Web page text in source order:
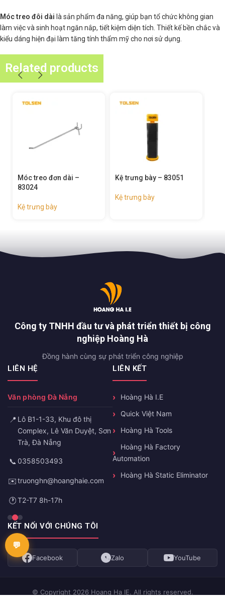
Móc treo đôi dài là sản phẩm đa năng, giúp bạn tổ chức không gian
làm việc và sinh hoạt ngăn nắp, tiết kiệm diện tích. Thiết kế bền chắc và
kiểu dáng hiện đại làm tăng tính thẩm mỹ cho nơi sử dụng.
Related products
Móc treo đơn dài –
83024
Kệ trưng bày
Kệ trưng bày – 83051
Kệ trưng bày
Công ty TNHH đầu tư và phát triển thiết bị công
nghiệp Hoàng Hà
Đồng hành cùng sự phát triển công nghiệp
LIÊN HỆ
Văn phòng Đà Nẵng
📍 Lô B1-1-33, Khu đô thị
Complex, Lê Văn Duyệt, Sơn
Trà, Đà Nẵng
📞 0358503493
✉️truonghn@hoanghaie.com
🕐T2-T7 8h-17h
LIÊN KẾT
Hoàng Hà I.E
Quick Việt Nam
Hoàng Hà Tools
Hoàng Hà Factory
Automation
Hoàng Hà Static Eliminator
KẾT NỐI VỚI CHÚNG TÔI
Facebook Zalo YouTube
© Copyright 2026 Hoang Ha IE. All rights reserved.